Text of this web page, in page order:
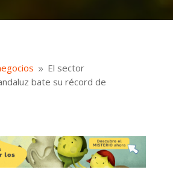
9 El sector
bate su récord de